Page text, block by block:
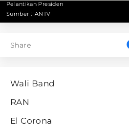
Pelantikan Presiden
Sumber : ANTV
Share
Wali Band
RAN
El Corona